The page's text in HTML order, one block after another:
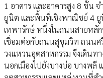
1 อาคาร และอาคารสูง 8 ชั้น
ยูนิต และพื้นที่เชิงพาณิชย์ 4
เทพารักษ์ หนึ่งในถนนสายหลัก
เชื่อมต่อกับถนนสุขุมวิท ถนนศ
วงแหวนอุตสาหกรรม จึงเดินทา
นอกเมืองไปยังบางบ่อ บางพลี